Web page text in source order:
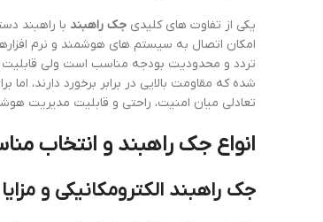
یکی از تفاوت های کلیدی جک راهبند با راهبند
امکان اتصال به سیستم های هوشمند و نرم
تردد و محدودیت بودجه مناسب است ولی قابلیت
شده که مقاومت بالایی در برابر برخورد دارند،
تعادلی میان امنیت، راحتی و قابلیت مدیریت
انواع جک راهبند و انتخاب
جک راهبند الکترومکانیکی و